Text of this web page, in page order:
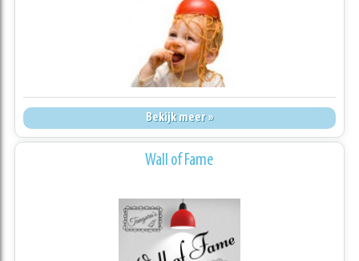
Bekijk meer »
Wall of Fame